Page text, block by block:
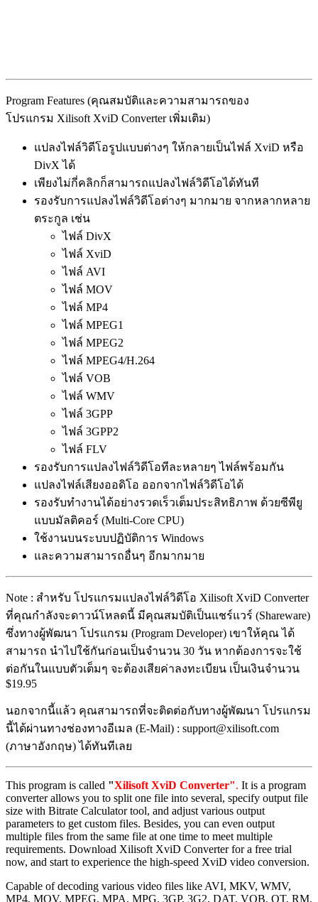
Program Features (คุณสมบัติและความสามารถของ
โปรแกรม Xilisoft XviD Converter เพิ่มเติม)
แปลงไฟล์วิดีโอรูปแบบต่างๆ ให้กลายเป็นไฟล์ XviD หรือ
DivX ได้
เพียงไม่กี่คลิกก็สามารถแปลงไฟล์วิดีโอได้ทันที
รองรับการแปลงไฟล์วิดีโอต่างๆ มากมาย จากหลากหลาย
ตระกูล เช่น
ไฟล์ DivX
ไฟล์ XviD
ไฟล์ AVI
ไฟล์ MOV
ไฟล์ MP4
ไฟล์ MPEG1
ไฟล์ MPEG2
ไฟล์ MPEG4/H.264
ไฟล์ VOB
ไฟล์ WMV
ไฟล์ 3GPP
ไฟล์ 3GPP2
ไฟล์ FLV
รองรับการแปลงไฟล์วิดีโอทีละหลายๆ ไฟล์พร้อมกัน
แปลงไฟล์เสียงออดิโอ ออกจากไฟล์วิดีโอได้
รองรับทำงานได้อย่างรวดเร็วเต็มประสิทธิภาพ ด้วยซีพียู
แบบมัลติคอร์ (Multi-Core CPU)
ใช้งานบนระบบปฏิบัติการ Windows
และความสามารถอื่นๆ อีกมากมาย
Note : สำหรับ โปรแกรมแปลงไฟล์วิดีโอ Xilisoft XviD Converter
ที่คุณกำลังจะดาวน์โหลดนี้ มีคุณสมบัติเป็นแชร์แวร์ (Shareware)
ซึ่งทางผู้พัฒนา โปรแกรม (Program Developer) เขาให้คุณ ได้
สามารถ นำไปใช้กันก่อนเป็นจำนวน 30 วัน หากต้องการจะใช้
ต่อกันในแบบตัวเต็มๆ จะต้องเสียค่าลงทะเบียน เป็นเงินจำนวน
$19.95
นอกจากนี้แล้ว คุณสามารถที่จะติดต่อกับทางผู้พัฒนา โปรแกรม
นี้ได้ผ่านทางช่องทางอีเมล (E-Mail) : support@xilisoft.com
(ภาษาอังกฤษ) ได้ทันทีเลย
This program is called "Xilisoft XviD Converter". It is a program
converter allows you to split one file into several, specify output file
size with Bitrate Calculator tool, and adjust various output
parameters to get custom files. Besides, you can even output
multiple files from the same file at one time to meet multiple
requirements. Download Xilisoft XviD Converter for a free trial
now, and start to experience the high-speed XviD video conversion.
Capable of decoding various video files like AVI, MKV, WMV,
MP4, MOV, MPEG, MPA, MPG, 3GP, 3G2, DAT, VOB, QT, RM,